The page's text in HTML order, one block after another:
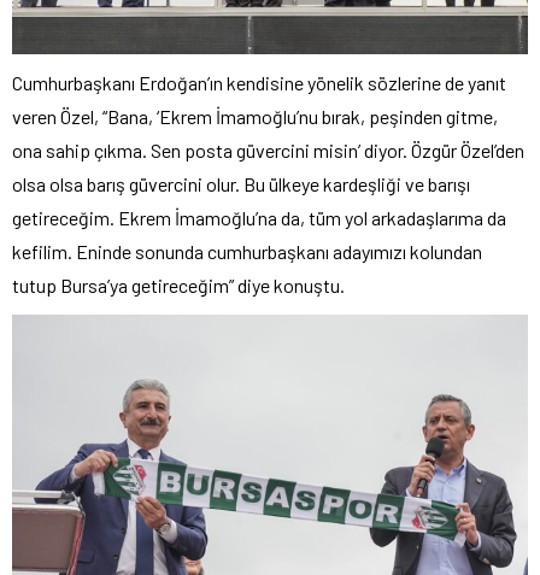
Cumhurbaşkanı Erdoğan’ın kendisine yönelik sözlerine de yanıt
veren Özel, “Bana, ‘Ekrem İmamoğlu’nu bırak, peşinden gitme,
ona sahip çıkma. Sen posta güvercini misin’ diyor. Özgür Özel’den
olsa olsa barış güvercini olur. Bu ülkeye kardeşliği ve barışı
getireceğim. Ekrem İmamoğlu’na da, tüm yol arkadaşlarıma da
kefilim. Eninde sonunda cumhurbaşkanı adayımızı kolundan
tutup Bursa’ya getireceğim” diye konuştu.